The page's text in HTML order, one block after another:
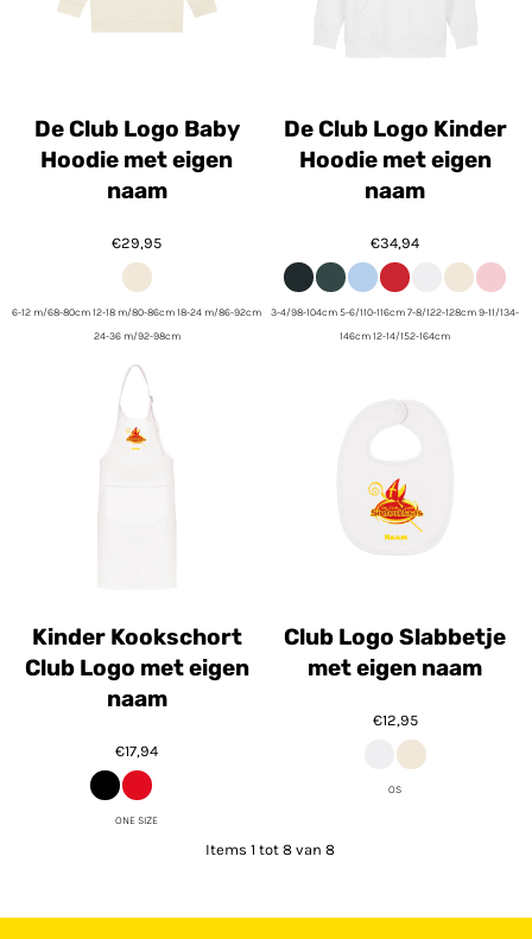
De Club Logo Baby
Hoodie met eigen
naam
€29,95
6-12 m/68-80cm 12-18 m/80-86cm 18-24 m/86-92cm
24-36 m/92-98cm
De Club Logo Kinder
Hoodie met eigen
naam
€34,94
3-4/98-104cm 5-6/110-116cm 7-8/122-128cm 9-11/134-
146cm 12-14/152-164cm
Kinder Kookschort
Club Logo met eigen
naam
€17,94
ONE SIZE
Club Logo Slabbetje
met eigen naam
€12,95
OS
Items 1 tot 8 van 8